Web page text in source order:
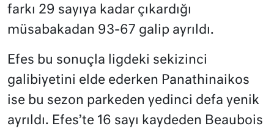
farkı 29 sayıya kadar çıkardığı
müsabakadan 93-67 galip ayrıldı.
Efes bu sonuçla ligdeki sekizinci
galibiyetini elde ederken Panathinaikos
ise bu sezon parkeden yedinci defa yenik
ayrıldı. Efes’te 16 sayı kaydeden Beaubois